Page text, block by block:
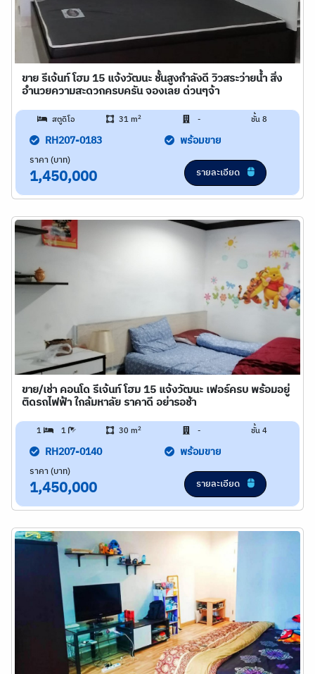
ขาย รีเจ้นท์ โฮม 15 แจ้งวัฒนะ ชั้นสูงกำลังดี วิวสระว่ายน้ำ สิ่ง
อำนวยความสะดวกครบครัน จองเลย ด่วนๆจ้า
สตูดิโอ 31 m2 - ชั้น 8
RH207-0183 พร้อมขาย
ราคา (บาท)
1,450,000 รายละเอียด
ขาย/เช่า คอนโด รีเจ้นท์ โฮม 15 แจ้งวัฒนะ เฟอร์ครบ พร้อมอยู่
ติดรถไฟฟ้า ใกล้มหาลัย ราคาดี อย่ารอช้า
1 1 30 m2 - ชั้น 4
RH207-0140 พร้อมขาย
ราคา (บาท)
1,450,000 รายละเอียด